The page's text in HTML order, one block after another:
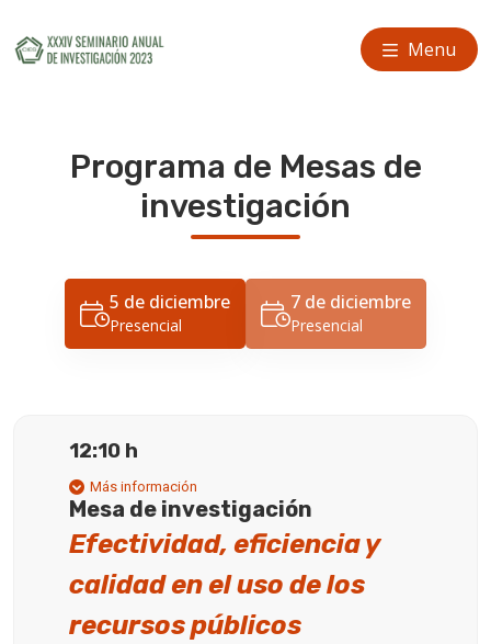
Menu
Programa de Mesas de
investigación
5 de diciembre
Presencial
7 de diciembre
Presencial
12:10 h
Más información
Mesa de investigación
Efectividad, eficiencia y
calidad en el uso de los
recursos públicos